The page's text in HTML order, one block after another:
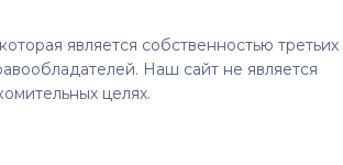
является собственностью третьих
Наш сайт не является
целях.